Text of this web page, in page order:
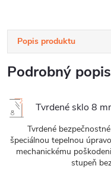
Popis produktu
Podrobný popis
Tvrdené sklo 8
Tvrdené
špeciálnou tepelnou
mechanickému
stupeň